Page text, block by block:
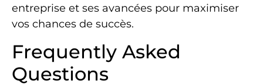
entreprise et ses avancées pour maximiser
vos chances de succès.
Frequently Asked
Questions